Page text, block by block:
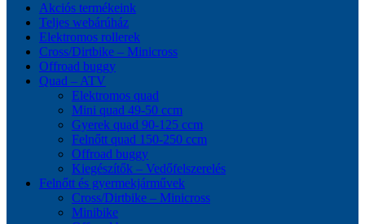
Akciós termékeink
Teljes webárúház
Elektromos rollerek
Cross/Dirtbike – Minicross
Offroad buggy
Quad – ATV
Elektromos quad
Mini quad 49-50 ccm
Gyerek quad 90-125 ccm
Felnőtt quad 150-250 ccm
Offroad buggy
Kiegészítők – Vedőfelszerelés
Felnőtt és gyermekjárművek
Cross/Dirtbike – Minicross
Minibike